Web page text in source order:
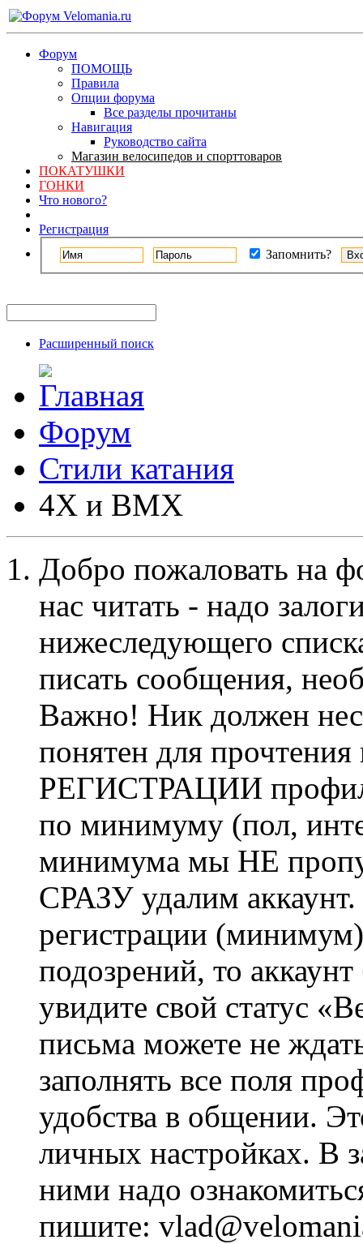
Форум
ПОМОЩЬ
Правила
Опции форума
Все разделы прочитаны
Навигация
Руководство сайта
Магазин велосипедов и спорттоваров
ПОКАТУШКИ
ГОНКИ
Что нового?
Регистрация
Запомнить?
Расширенный поиск
Форум
Стили катания
4X и BMX
Добро пожаловать на
нас читать - надо
нижеследующего
писать сообщения,
Важно! Ник должен
понятен для
РЕГИСТРАЦИИ профиль
по минимуму (пол,
минимума мы НЕ
СРАЗУ удалим
регистрации
подозрений, то
увидите свой статус
письма можете не
заполнять все поля
удобства в общении.
личных настройках. В
ними надо
пишите: